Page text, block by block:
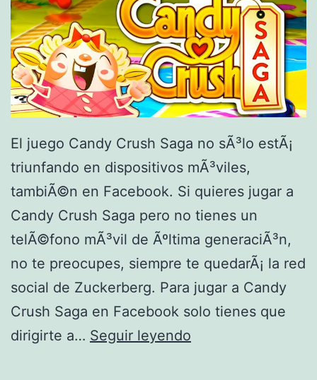
El juego Candy Crush Saga no sÃ³lo estÃ¡
triunfando en dispositivos mÃ³viles,
tambiÃ©n en Facebook. Si quieres jugar a
Candy Crush Saga pero no tienes un
telÃ©fono mÃ³vil de Ãºltima generaciÃ³n,
no te preocupes, siempre te quedarÃ¡ la red
social de Zuckerberg. Para jugar a Candy
Crush Saga en Facebook solo tienes que
dirigirte a… Seguir leyendo